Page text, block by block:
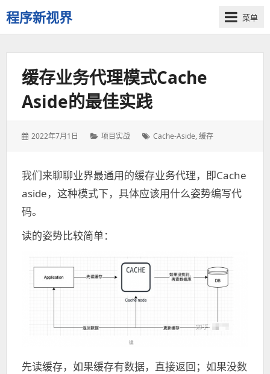
程序新视界
开
启
菜单
缓存业务代理模式Cache
Aside的最佳实践
发
2022年7月1日
分
项目实战
标
Cache-Aside,缓存
我们来聊聊业界最通用的缓存业务代理，即Cache
aside，这种模式下，具体应该用什么姿势编写代
码。
读的姿势比较简单：
先读缓存，如果缓存有数据，直接返回；如果没数